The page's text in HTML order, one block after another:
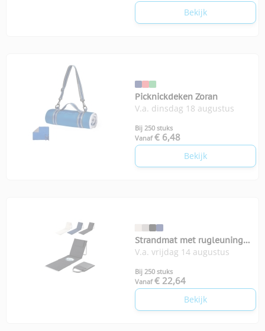
Bekijk
Picknickdeken Zoran
V.a. dinsdag 18 augustus
Bij 250 stuks
Vanaf € 6,48
Bekijk
Strandmat met rugleuning
InSideOut
V.a. vrijdag 14 augustus
Bij 250 stuks
Vanaf € 22,64
Bekijk